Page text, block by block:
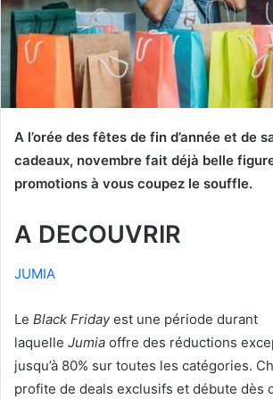
A l’orée des fêtes de fin d’année et de
cadeaux, novembre fait déjà belle
promotions à vous coupez le souffle.
A DECOUVRIR
JUMIA
Le Black Fridayest une période durant
laquelle Jumia offre des réductions
jusqu’à 80% sur toutes les catégories.
profite de deals exclusifs et débute dès